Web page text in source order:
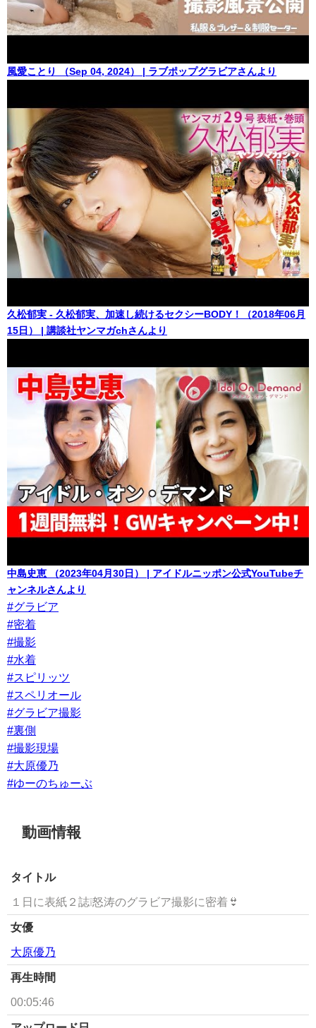
風愛ことり （Sep 04, 2024） | ラブポップグラビアさんより
久松郁実 - 久松郁実、加速し続けるセクシーBODY！（2018年06月
15日） | 講談社ヤンマガchさんより
中島史恵 （2023年04月30日） | アイドルニッポン公式YouTubeチ
ャンネルさんより
#グラビア
#密着
#撮影
#水着
#スピリッツ
#スペリオール
#グラビア撮影
#裏側
#撮影現場
#大原優乃
#ゆーのちゅーぶ
動画情報
タイトル
１日に表紙２誌❕怒涛のグラビア撮影に密着👙
女優
大原優乃
再生時間
00:05:46